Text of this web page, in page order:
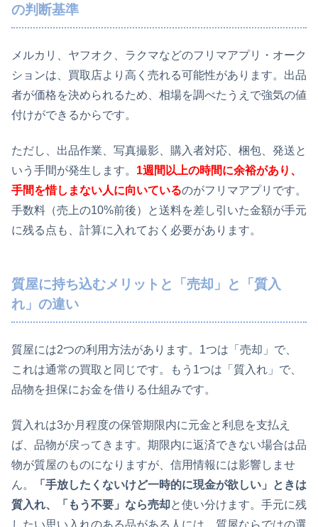
の判断基準
メルカリ、ヤフオク、ラクマなどのフリマアプリ・オーク
ションは、買取店より高く売れる可能性があります。出品
者が価格を決められるため、相場を調べたうえで強気の値
付けができるからです。
ただし、出品作業、写真撮影、購入者対応、梱包、発送と
いう手間が発生します。 1週間以上の時間に余裕があり、
手間を惜しまない人に向いているのがフリマアプリです。
手数料（売上の10%前後）と送料を差し引いた金額が手元
に残る点も、計算に入れておく必要があります。
質屋に持ち込むメリットと「売却」と「質入
れ」の違い
質屋には2つの利用方法があります。1つは「売却」で、
これは通常の買取と同じです。もう1つは「質入れ」で、
品物を担保にお金を借りる仕組みです。
質入れは3か月程度の保管期限内に元金と利息を支払え
ば、品物が戻ってきます。期限内に返済できない場合は品
物が質屋のものになりますが、信用情報には影響しませ
ん。
「手放したくないけど一時的に現金が欲しい」ときは
質入れ、「もう不要」なら売却と使い分けます。手元に残